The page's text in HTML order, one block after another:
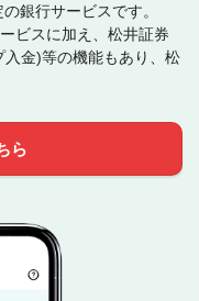
銀行サービスです。
ビスに加え、松井証券
金)等の機能もあり、松
ら